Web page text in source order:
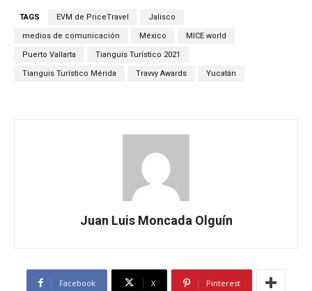
TAGS EVM de PriceTravel Jalisco
medios de comunicación México MICE world
Puerto Vallarta Tianguis Turístico 2021
Tianguis Turístico Mérida Travvy Awards Yucatán
Juan Luis Moncada Olguín
Facebook X Pinterest